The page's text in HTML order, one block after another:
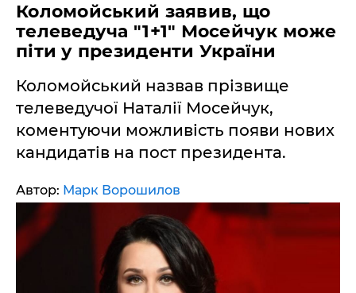
Коломойський заявив, що
телеведуча "1+1" Мосейчук може
піти у президенти України
Коломойський назвав прізвище
телеведучої Наталії Мосейчук,
коментуючи можливість появи нових
кандидатів на пост президента.
Автор: Марк Ворошилов